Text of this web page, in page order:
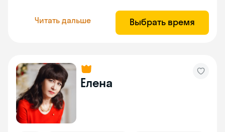
Читать дальше Выбрать время
Елена